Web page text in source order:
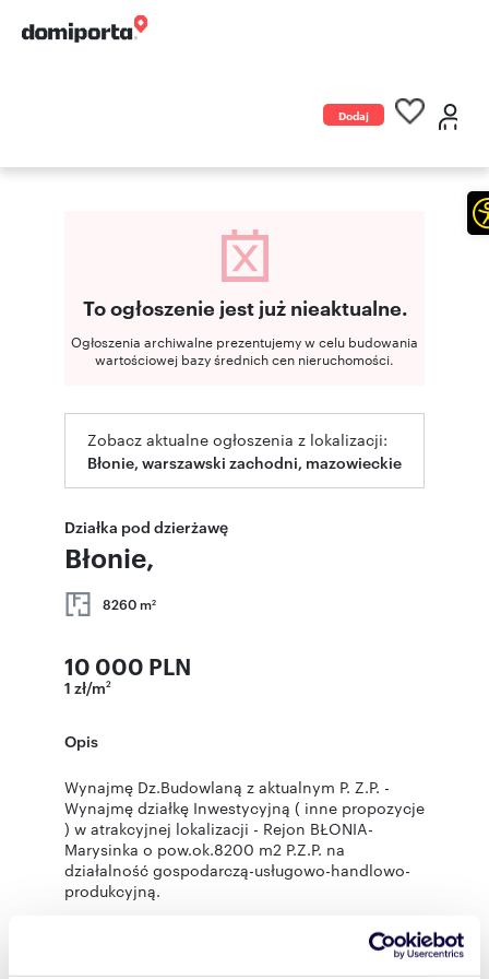
Dodaj
To ogłoszenie jest już nieaktualne.
Ogłoszenia archiwalne prezentujemy w celu budowania
wartościowej bazy średnich cen nieruchomości.
Zobacz aktualne ogłoszenia z lokalizacji:
Błonie, warszawski zachodni, mazowieckie
Działka pod dzierżawę
Błonie,
8260 m2
10 000 PLN
1 zł/m2
Opis
Wynajmę Dz.Budowlaną z aktualnym P. Z.P. -
Wynajmę działkę Inwestycyjną ( inne propozycje
) w atrakcyjnej lokalizacji - Rejon BŁONIA-
Marysinka o pow.ok.8200 m2 P.Z.P. na
działalność gospodarczą-usługowo-handlowo-
produkcyjną.
Możliwość postawienia stacji benzynowej z
osobowych,ciązarowych i maszyn rolniczych